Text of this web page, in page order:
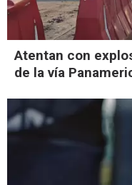
Atentan con
de la vía